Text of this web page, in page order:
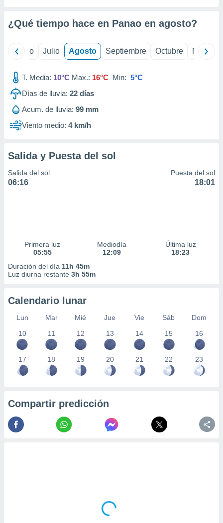
publicidad
de
¿Qué tiempo hace en Panao en agosto?
Junio Julio Agosto Septiembre Octubre
T. Media: 10°C Max.: 16°C Min: 5°C
Días de lluvia: 22 días
Acum. de lluvia: 99 mm
Viento medio: 4 km/h
Salida y Puesta del sol
Salida del sol
06:16
Puesta del sol
18:01
Primera luz
05:55
Mediodía
12:09
Última luz
18:23
Duración del día 11h 45m
Luz diurna restante 3h 55m
Calendario lunar
Lun Mar Mié Jue Vie Sáb
Dom
10
11 12 13 14 15 16
17 18 19 20 21 22 23
Compartir predicción